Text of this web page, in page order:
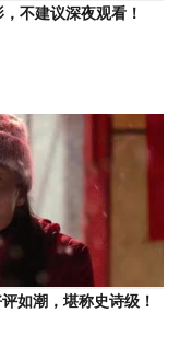
不建议深夜观看！
如潮，堪称史诗级！